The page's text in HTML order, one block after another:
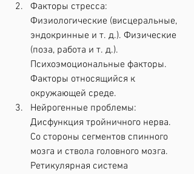
Факторы стресса:
Физиологические (висцеральные,
эндокринные и т. д.). Физические
(поза, работа и т. д.).
Психоэмоциональные факторы.
Факторы относящийся к
окружающей среде.
Нейрогенные проблемы:
Дисфункция тройничного нерва.
Со стороны сегментов спинного
мозга и ствола головного мозга.
Ретикулярная система